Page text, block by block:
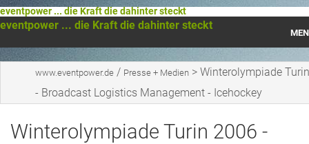
eventpower ... die Kraft die dahinter steckt
eventpower ... die Kraft die dahinter steckt
Startseite
Das war 2023
Das war 2021
www.eventpower.de / Presse + Medien > Winterolympiade
- Broadcast Logistics Management - Icehockey
Winterolympiade Turin 2006 -